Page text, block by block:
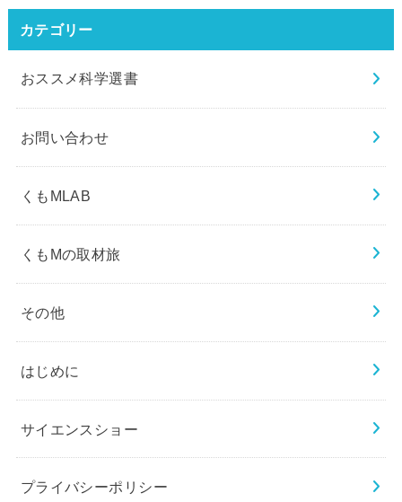
カテゴリー
おススメ科学選書
お問い合わせ
くもMLAB
くもMの取材旅
その他
はじめに
サイエンスショー
プライバシーポリシー